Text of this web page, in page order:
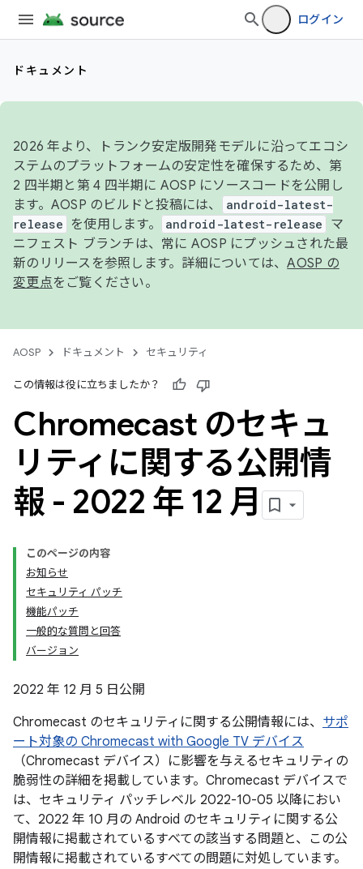
ログイン
ドキュメント
2026 年より、トランク安定版開発モデルに沿ってエコシ
ステムのプラットフォームの安定性を確保するため、第
2 四半期と第 4 四半期に AOSP にソースコードを公開し
ます。AOSP のビルドと投稿には、
android-latest-
release
を使用します。 android-latest-release
マ
ニフェスト ブランチは、常に AOSP にプッシュされた最
新のリリースを参照します。詳細については、AOSP の
変更点をご覧ください。
AOSP ドキュメント セキュリティ
この情報は役に立ちましたか？
Chromecast のセキュ
リティに関する公開情
報 - 2022 年 12 月
このページの内容
お知らせ
セキュリティ パッチ
機能パッチ
一般的な質問と回答
バージョン
2022 年 12 月 5 日公開
Chromecast のセキュリティに関する公開情報には、 サポ
ート対象の Chromecast with Google TV デバイス
（Chromecast デバイス）に影響を与えるセキュリティの
脆弱性の詳細を掲載しています。Chromecast デバイスで
は、セキュリティ パッチレベル 2022-10-05 以降におい
て、2022 年 10 月の Android のセキュリティに関する公
開情報に掲載されているすべての該当する問題と、この公
開情報に掲載されているすべての問題に対処しています。